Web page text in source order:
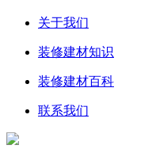
关于我们
装修建材知识
装修建材百科
联系我们